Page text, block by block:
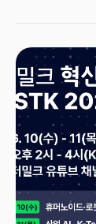
컨퍼런스다.벤지
한국 연구자들과
분야에서 국제 협
가입하고, AX 인사